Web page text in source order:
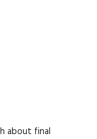
about final